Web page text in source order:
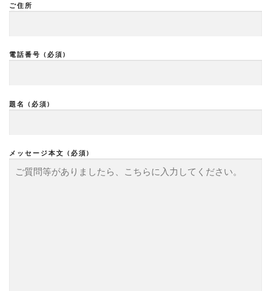
ご住所
電話番号 (必須)
題名 (必須)
メッセージ本文 (必須)